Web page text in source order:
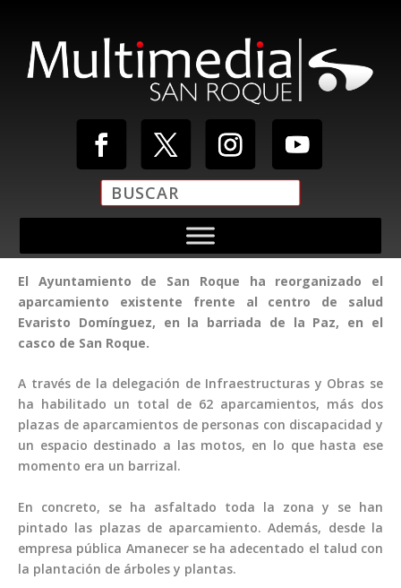
El Ayuntamiento de San Roque ha reorganizado el
aparcamiento existente frente al centro de salud
Evaristo Domínguez, en la barriada de la Paz, en el
casco de San Roque.
A través de la delegación de Infraestructuras y Obras se
ha habilitado un total de 62 aparcamientos, más dos
plazas de aparcamientos de personas con discapacidad y
un espacio destinado a las motos, en lo que hasta ese
momento era un barrizal.
En concreto, se ha asfaltado toda la zona y se han
pintado las plazas de aparcamiento. Además, desde la
empresa pública Amanecer se ha adecentado el talud con
la plantación de árboles y plantas.